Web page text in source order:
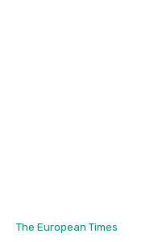
The European Times